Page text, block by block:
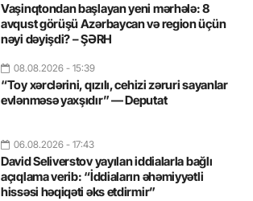
Vaşinqtondan başlayan yeni mərhələ: 8
avqust görüşü Azərbaycan və region üçün
nəyi dəyişdi? – ŞƏRH
08.08.2026 - 15:39
“Toy xərclərini, qızılı, cehizi zəruri sayanlar
evlənməsə yaxşıdır” — Deputat
06.08.2026 - 17:43
David Seliverstov yayılan iddialarla bağlı
açıqlama verib: “İddiaların əhəmiyyətli
hissəsi həqiqəti əks etdirmir”